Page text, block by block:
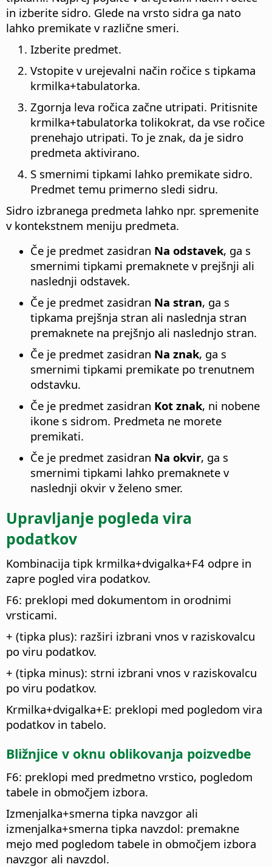
in izberite sidro. Glede na vrsto sidra ga nato
lahko premikate v različne smeri.
Izberite predmet.
Vstopite v urejevalni način ročice s tipkama
krmilka+tabulatorka.
Zgornja leva ročica začne utripati. Pritisnite
krmilka+tabulatorka tolikokrat, da vse ročice
prenehajo utripati. To je znak, da je sidro
predmeta aktivirano.
S smernimi tipkami lahko premikate sidro.
Predmet temu primerno sledi sidru.
Sidro izbranega predmeta lahko npr. spremenite
v kontekstnem meniju predmeta.
Če je predmet zasidran Na odstavek, ga s
smernimi tipkami premaknete v prejšnji ali
naslednji odstavek.
Če je predmet zasidran Na stran, ga s
tipkama prejšnja stran ali naslednja stran
premaknete na prejšnjo ali naslednjo stran.
Če je predmet zasidran Na znak, ga s
smernimi tipkami premikate po trenutnem
odstavku.
Če je predmet zasidran Kot znak, ni nobene
ikone s sidrom. Predmeta ne morete
premikati.
Če je predmet zasidran Na okvir, ga s
smernimi tipkami lahko premaknete v
naslednji okvir v želeno smer.
Upravljanje pogleda vira
podatkov
Kombinacija tipk krmilka+dvigalka+F4 odpre in
zapre pogled vira podatkov.
F6: preklopi med dokumentom in orodnimi
vrsticami.
+ (tipka plus): razširi izbrani vnos v raziskovalcu
po viru podatkov.
+ (tipka minus): strni izbrani vnos v raziskovalcu
po viru podatkov.
Krmilka+dvigalka+E: preklopi med pogledom vira
podatkov in tabelo.
Bližnjice v oknu oblikovanja poizvedbe
F6: preklopi med predmetno vrstico, pogledom
tabele in območjem izbora.
Izmenjalka+smerna tipka navzgor ali
izmenjalka+smerna tipka navzdol: premakne
mejo med pogledom tabele in območjem izbora
navzgor ali navzdol.